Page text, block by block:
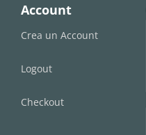
Account
Crea un Account
Logout
Checkout